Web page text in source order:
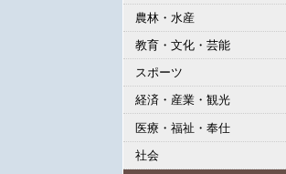
農林・水産
教育・文化・芸能
スポーツ
経済・産業・観光
医療・福祉・奉仕
社会